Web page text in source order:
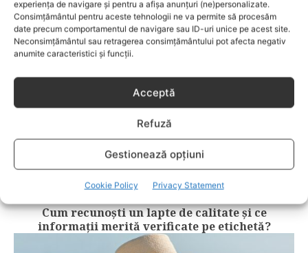
experiența de navigare și pentru a afișa anunțuri (ne)personalizate.
Consimțământul pentru aceste tehnologii ne va permite să procesăm
date precum comportamentul de navigare sau ID-uri unice pe acest site.
Neconsimțământul sau retragerea consimțământului pot afecta negativ
anumite caracteristici și funcții.
Acceptă
Refuză
Gestionează opțiuni
Cookie Policy Privacy Statement
COPII
Cum recunoști un lapte de calitate și ce
informații merită verificate pe etichetă?